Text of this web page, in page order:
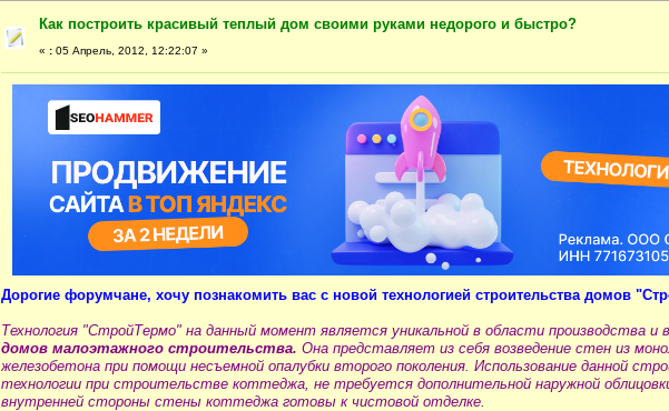
Как построить красивый теплый дом своими руками недорого и быстро?
« : 05 Апрель, 2012, 12:22:07 »
Дорогие форумчане, хочу познакомить вас с новой технологией строительства домов
Технология "СтройТермо" на данный момент является уникальной в области производства и
домов малоэтажного строительства. Она представляет из себя возведение стен из
железобетона при помощи несъемной опалубки второго поколения. Использование данной
технологии при строительстве коттеджа, не требуется дополнительной наружной
внутренней стороны стены коттеджа готовы к чистовой отделке.